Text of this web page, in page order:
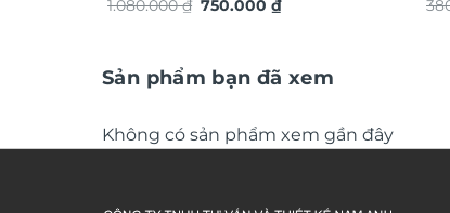
chuyển động trang trí nội thất độc
1.080.000₫ Giá
750.000₫Giá
Sản phẩm bạn đã xem
Không có sản phẩm xem gần đây